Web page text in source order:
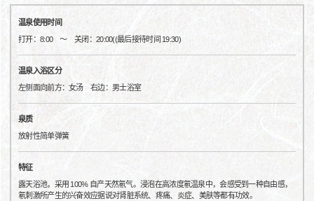
温泉使用时间
打开：8:00 〜 关闭：20:00((最后接待时间 19:30)
温泉入浴区分
左侧面向前方：女汤 右边：男士浴室
泉质
放射性简单弹簧
特征
露天浴池，采用 100% 自产天然氡气。浸泡在高浓度氡温泉中，会感受到一种自由感，
氡刺激所产生的兴奋效应据说对肾脏系统、疼痛、炎症、美肤等都有功效。